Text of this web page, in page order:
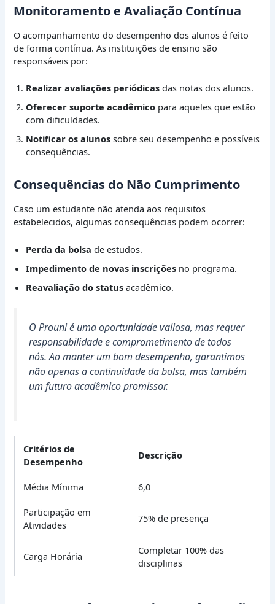
Monitoramento e Avaliação Contínua
O acompanhamento do desempenho dos alunos é feito
de forma contínua. As instituições de ensino são
responsáveis por:
Realizar avaliações periódicas das notas dos alunos.
Oferecer suporte acadêmico para aqueles que estão
com dificuldades.
Notificar os alunos sobre seu desempenho e possíveis
consequências.
Consequências do Não Cumprimento
Caso um estudante não atenda aos requisitos
estabelecidos, algumas consequências podem ocorrer:
Perda da bolsa de estudos.
Impedimento de novas inscrições no programa.
Reavaliação do status acadêmico.
O Prouni é uma oportunidade valiosa, mas requer
responsabilidade e comprometimento de todos
nós. Ao manter um bom desempenho, garantimos
não apenas a continuidade da bolsa, mas também
um futuro acadêmico promissor.
Critérios de
Desempenho
Descrição
Média Mínima 6,0
Participação em
Atividades
75% de presença
Carga Horária
Completar 100% das
disciplinas